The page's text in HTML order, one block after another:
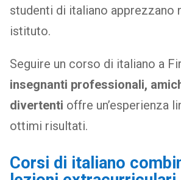
studenti di italiano apprezzano
istituto.
Seguire un corso di italiano a
insegnanti professionali,
divertenti offre un’esperienza
ottimi risultati.
Corsi di italiano